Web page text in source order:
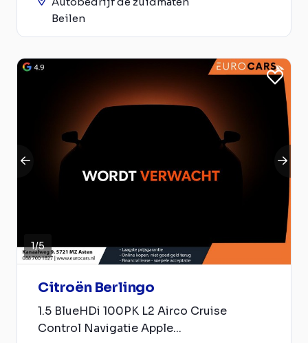
Beilen
1/5
Citroën Berlingo
1.5 BlueHDi 100PK L2 Airco Cruise
Control Navigatie Apple...